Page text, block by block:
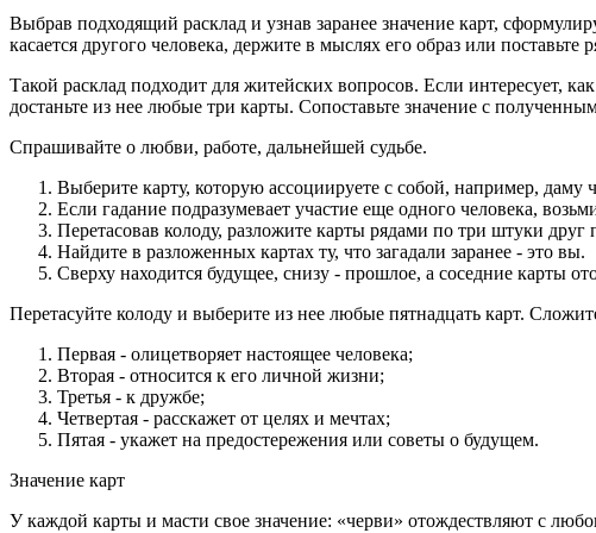
Выбрав подходящий расклад и узнав заранее значение карт,
касается другого человека, держите в мыслях его образ или
Такой расклад подходит для житейских вопросов. Если интересует,
достаньте из нее любые три карты. Сопоставьте значение с
Спрашивайте о любви, работе, дальнейшей судьбе.
Выберите карту, которую ассоциируете с собой, например, даму
Если гадание подразумевает участие еще одного человека,
Перетасовав колоду, разложите карты рядами по три штуки друг
Найдите в разложенных картах ту, что загадали заранее - это вы.
Сверху находится будущее, снизу - прошлое, а соседние карты
Перетасуйте колоду и выберите из нее любые пятнадцать карт.
Первая - олицетворяет настоящее человека;
Вторая - относится к его личной жизни;
Третья - к дружбе;
Четвертая - расскажет от целях и мечтах;
Пятая - укажет на предостережения или советы о будущем.
Значение карт
У каждой карты и масти свое значение: «черви» отождествляют с